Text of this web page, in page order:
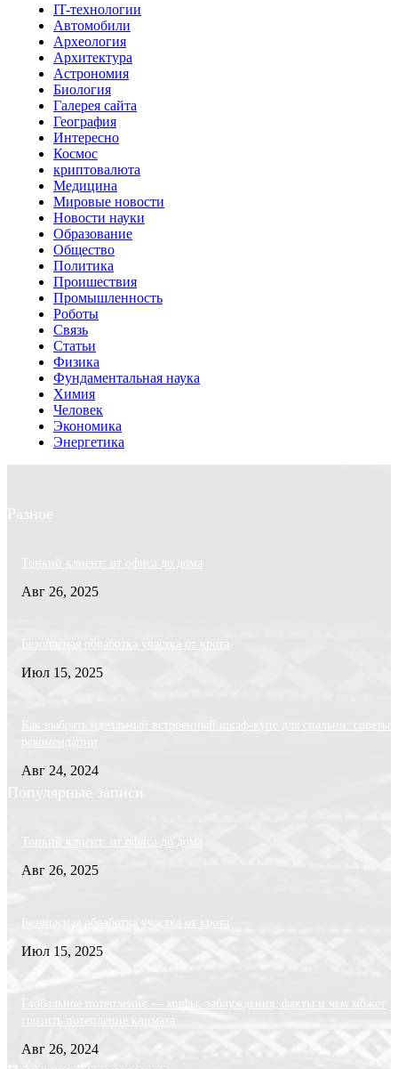
IT-технологии
Автомобили
Археология
Архитектура
Астрономия
Биология
Галерея сайта
География
Интересно
Космос
криптовалюта
Медицина
Мировые новости
Новости науки
Образование
Общество
Политика
Проишествия
Промышленность
Роботы
Связь
Статьи
Физика
Фундаментальная наука
Химия
Человек
Экономика
Энергетика
Разное
Тонкий клиент: от офиса до дома
Авг 26, 2025
Безопасная обработка участка от крота
Июл 15, 2025
Как выбрать идеальный встроенный шкаф-купе для спальни: советы
рекомендации
Авг 24, 2024
Популярные записи
Тонкий клиент: от офиса до дома
Авг 26, 2025
Безопасная обработка участка от крота
Июл 15, 2025
Глобальное потепление — мифы, заблуждения, факты и чем может
грозить потепление климата
Авг 26, 2024